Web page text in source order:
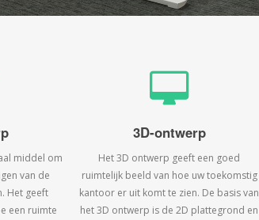
middel om
van de
Het geeft
een ruimte
3D-ontwerp
Het 3D ontwerp geeft een goed
ruimtelijk beeld van hoe uw toekomstig
kantoor er uit komt te zien. De basis van
het 3D ontwerp is de 2D plattegrond en